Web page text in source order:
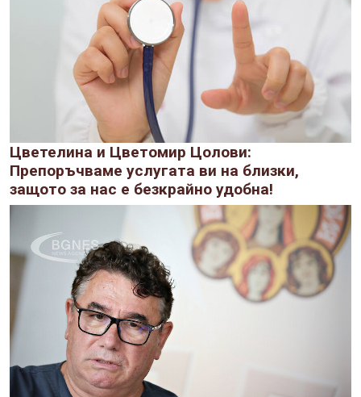
Цветелина и Цветомир Цолови:
Препоръчваме услугата ви на близки,
защото за нас е безкрайно удобна!